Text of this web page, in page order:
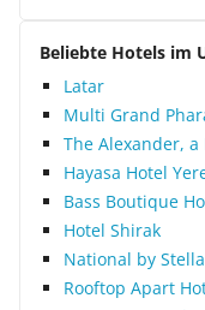
Beliebte Hotels im
Latar
Multi Grand
The Alexander,
Hayasa Hotel
Bass Boutique
Hotel Shirak
National by
Rooftop Apart